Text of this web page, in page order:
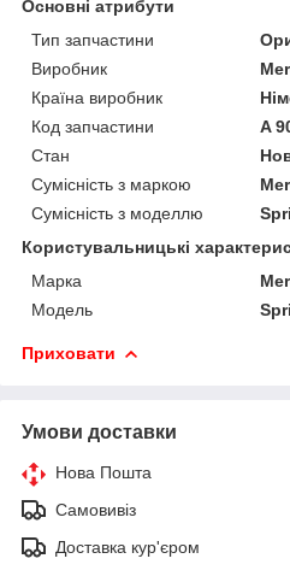
Основні атрибути
Тип запчастини
Виробник
Країна виробник
Код запчастини
A
Стан
Сумісність з маркою
Сумісність з моделлю
Користувальницькі
Марка
Модель
Приховати
Умови доставки
Нова Пошта
Самовивіз
Доставка кур'єром